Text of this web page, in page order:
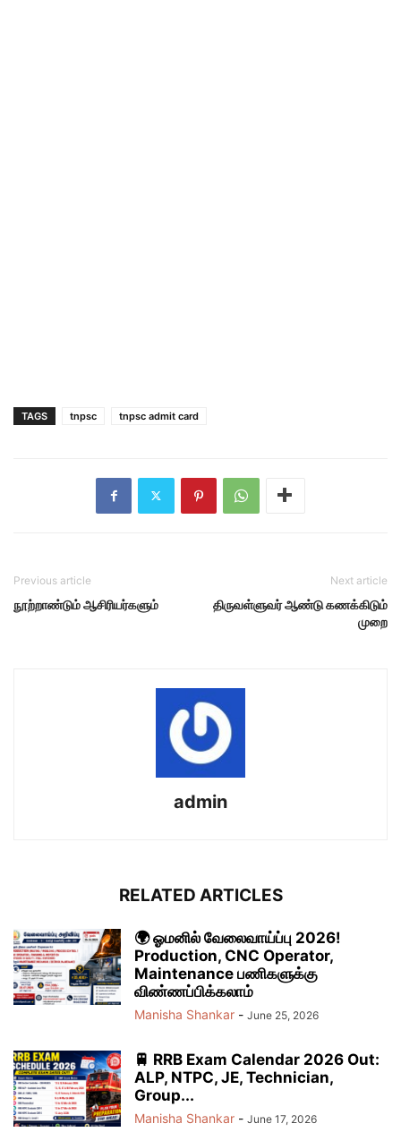
TAGS tnpsc tnpsc admit card
Previous article
நூற்றாண்டும் ஆசிரியர்களும்
Next article
திருவள்ளுவர் ஆண்டு கணக்கிடும்
முறை
admin
RELATED ARTICLES
🌍 ஓமனில் வேலைவாய்ப்பு 2026!
Production, CNC Operator,
Maintenance பணிகளுக்கு
விண்ணப்பிக்கலாம்
Manisha Shankar - June 25, 2026
🚆 RRB Exam Calendar 2026 Out:
ALP, NTPC, JE, Technician,
Group...
Manisha Shankar - June 17, 2026